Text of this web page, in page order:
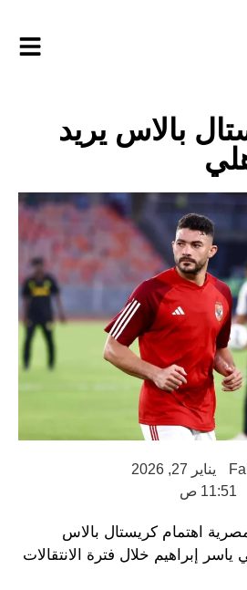
بالاس يريد
يناير 27, 2026
11:51 ص
اهتمام كريستال بالاس
ياسر إبراهيم خلال فترة الانتقالات